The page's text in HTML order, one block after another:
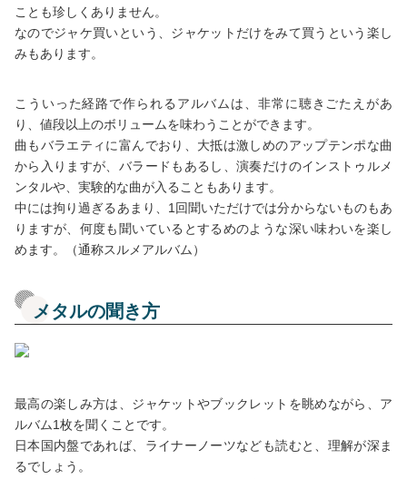
ことも珍しくありません。
なのでジャケ買いという、ジャケットだけをみて買うという楽し
みもあります。
こういった経路で作られるアルバムは、非常に聴きごたえがあ
り、値段以上のボリュームを味わうことができます。
曲もバラエティに富んでおり、大抵は激しめのアップテンポな曲
から入りますが、バラードもあるし、演奏だけのインストゥルメ
ンタルや、実験的な曲が入ることもあります。
中には拘り過ぎるあまり、1回聞いただけでは分からないものもあ
りますが、何度も聞いているとするめのような深い味わいを楽し
めます。（通称スルメアルバム）
メタルの聞き方
最高の楽しみ方は、ジャケットやブックレットを眺めながら、ア
ルバム1枚を聞くことです。
日本国内盤であれば、ライナーノーツなども読むと、理解が深ま
るでしょう。